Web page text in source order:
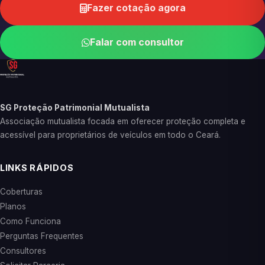
Fazer cotação agora
Falar com consultor
SG Proteção Patrimonial Mutualista
Associação mutualista focada em oferecer proteção completa e
acessível para proprietários de veículos em todo o Ceará.
LINKS RÁPIDOS
Coberturas
Planos
Como Funciona
Perguntas Frequentes
Consultores